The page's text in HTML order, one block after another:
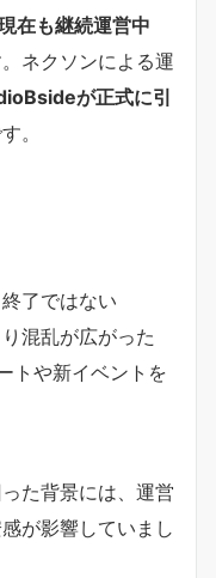
在も継続運営中
ネクソンによる運
が正式に引
。
了ではない
混乱が広がった
トや新イベントを
た背景には、運営
が影響していまし